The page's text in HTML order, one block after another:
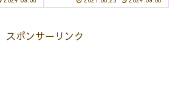
圧倒的な
1つでもあ
化を感じ、日々の暮らしがより
らの暦を紹介します。最後まで
読んでいただければ...
スポンサーリンク